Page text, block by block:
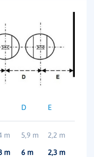
D E
m 5,9 m 2,2 m
m 6 m 2,3 m